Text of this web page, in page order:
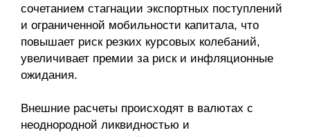
сочетанием стагнации экспортных поступлений
и ограниченной мобильности капитала, что
повышает риск резких курсовых колебаний,
увеличивает премии за риск и инфляционные
ожидания.
Внешние расчеты происходят в валютах с
неоднородной ликвидностью и